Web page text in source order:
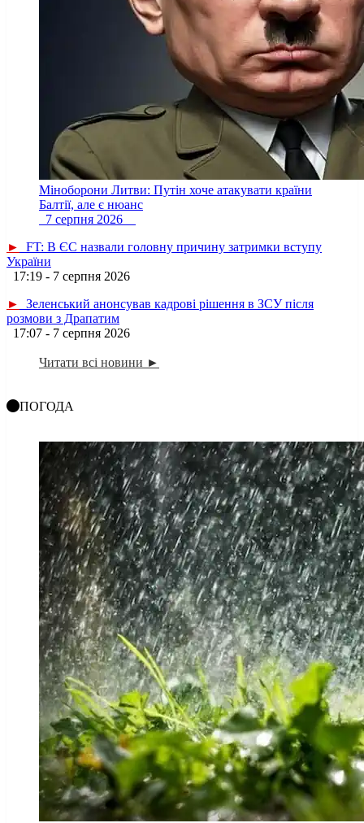
Міноборони Литви: Путін хоче атакувати країни
Балтії, але є нюанс
7 серпня 2026
►
FT: В ЄС назвали головну причину затримки вступу
України
17:19 - 7 серпня 2026
►
Зеленський анонсував кадрові рішення в ЗСУ після
розмови з Драпатим
17:07 - 7 серпня 2026
Читати всі новини ►
ПОГОДА